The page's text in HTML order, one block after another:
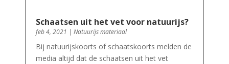
Schaatsen uit het vet voor natuurijs?
feb 4, 2021 | Natuurijs materiaal
Bij natuurijskoorts of schaatskoorts melden de
media altijd dat de schaatsen uit het vet